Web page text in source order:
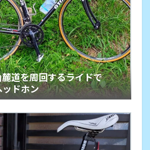
道を周回するライドで
ドホン